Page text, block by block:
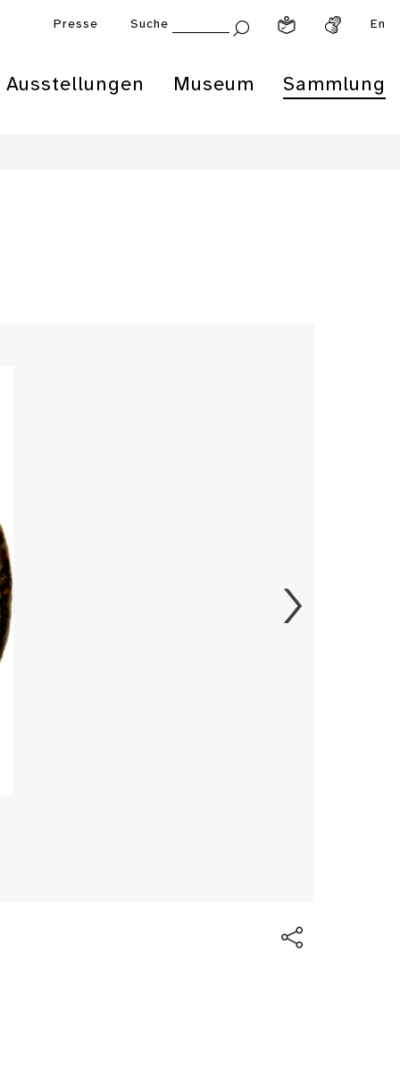
Presse Suche En
Ausstellungen Museum Sammlung